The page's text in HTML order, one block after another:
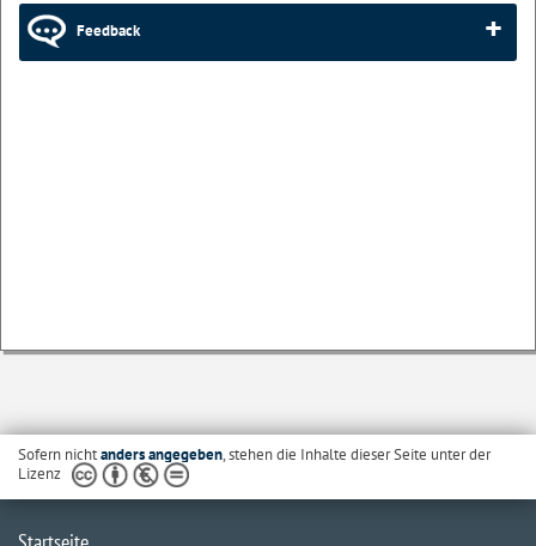
Feedback
Sofern nichtanders angegeben, stehen die Inhalte dieser Seite unter der
Lizenz